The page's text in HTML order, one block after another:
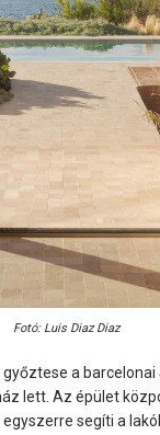
Fotó: Luis Diaz Diaz
győztese a barcelonai
lett. Az épület
segíti a